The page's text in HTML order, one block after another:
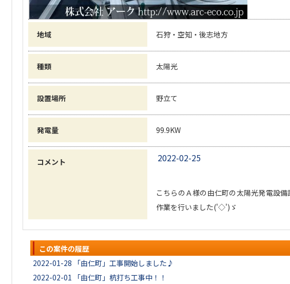
地域 石狩・空知・後志地方
種類 太陽光
設置場所 野立て
発電量 99.9KW
コメント 2022-02-25
こちらのＡ様の由仁町の太陽光発電設
作業を行いました('◇')ゞ
この案件の履歴
2022-01-28
「由仁町」工事開始しました♪
2022-02-01
「由仁町」杭打ち工事中！！